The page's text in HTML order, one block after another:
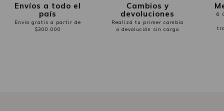
Envíos a todo el
país
Envío gratis a partir de
$300.000
Cambios y
devoluciones
Realizá tu primer cambio
o devolución sin cargo
6